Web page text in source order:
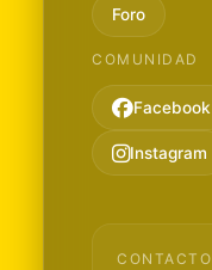
Foro
COMUNIDAD
Facebook
Instagram
CONTACTO